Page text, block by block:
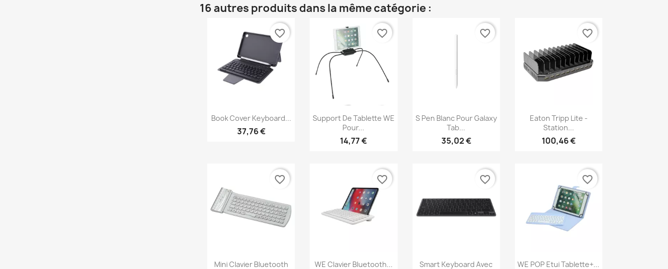
16 autres produits dans la même catégorie :
Aperçu rapide
Book Cover Keyboard...
37,76 €
favorite_border
Aperçu rapide
Support De Tablette WE
Pour...
14,77 €
favorite_border
Aperçu rapide
S Pen Blanc Pour Galaxy
Tab...
35,02 €
favorite_border
Aperçu rapide
Eaton Tripp Lite -
Station...
100,46 €
favorite_border
Aperçu rapide
Mini Clavier Bluetooth
favorite_border
Aperçu rapide
WE Clavier Bluetooth...
favorite_border
Aperçu rapide
Smart Keyboard Avec
favorite_border
Aperçu rapide
WE POP Etui Tablette+...
favorite_border